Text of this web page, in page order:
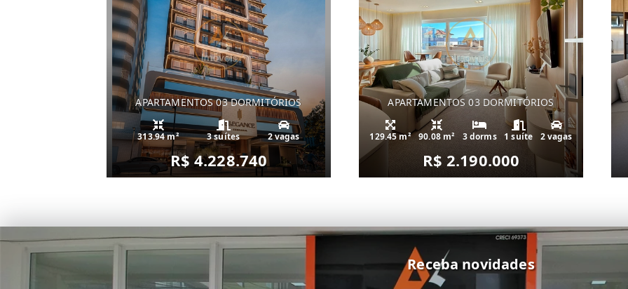
APARTAMENTOS 03 DORMITÓRIOS
313.94 m² 3 suítes 2 vagas
R$ 4.228.740
APARTAMENTOS 03 DORMITÓRIOS
129.45 m² 90.08 m² 3 dorms 1 suíte 2 vagas
R$ 2.190.000
Receba novidades